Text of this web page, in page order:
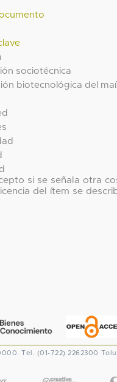
sociotécnica
biotecnológica del
si se señala otra
del ítem se
Tel. (01-722) 2262300